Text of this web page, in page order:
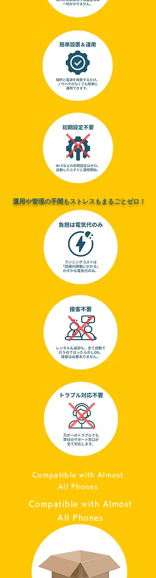
運用や管理の手間もストレスもまるごとゼロ！
Compatible with Almost
All Phones
Compatible with Almost
All Phones